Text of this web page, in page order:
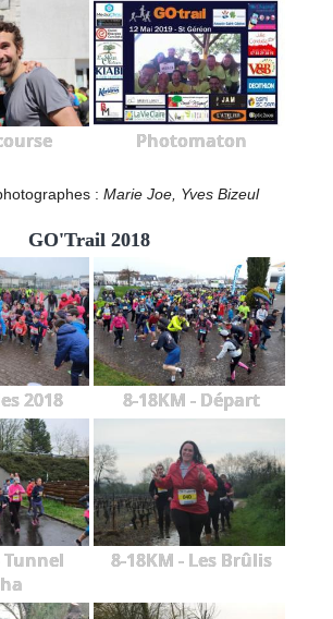
Photomaton
: Marie Joe, Yves Bizeul
GO'Trail 2018
2018 8-18KM - Départ
Tunnel
8-18KM - Les Brûlis